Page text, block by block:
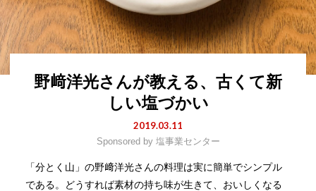
野﨑洋光さんが教える、古くて新
しい塩づかい
2019.03.11
Sponsored by 塩事業センター
「分とく山」の野﨑洋光さんの料理は実に簡単でシンプル
である。どうすれば素材の持ち味が生きて、おいしくなる